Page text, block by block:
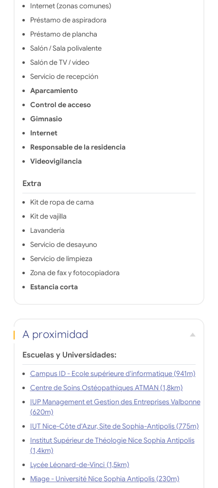
Internet (zonas comunes)
Préstamo de aspiradora
Préstamo de plancha
Salón / Sala polivalente
Salón de TV / vídeo
Servicio de recepción
Aparcamiento
Control de acceso
Gimnasio
Internet
Responsable de la residencia
Videovigilancia
Extra
Kit de ropa de cama
Kit de vajilla
Lavandería
Servicio de desayuno
Servicio de limpieza
Zona de fax y fotocopiadora
Estancia corta
A proximidad
Escuelas y Universidades:
Campus ID - Ecole supérieure d'informatique (941m)
Centre de Soins Ostéopathiques ATMAN (1,8km)
IUP Management et Gestion des Entreprises Valbonne
(620m)
IUT Nice-Côte d'Azur, Site de Sophia-Antipolis (775m)
Institut Supérieur de Théologie Nice Sophia Antipolis
(1,4km)
Lycée Léonard-de-Vinci (1,5km)
Miage - Université Nice Sophia Antipolis (230m)